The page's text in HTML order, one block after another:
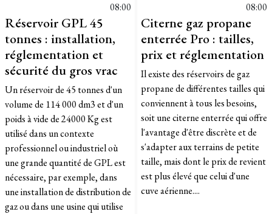
08:00
Réservoir GPL 45
tonnes : installation,
réglementation et
sécurité du gros vrac
Un réservoir de 45 tonnes d'un
volume de 114 000 dm3 et d'un
poids à vide de 24000 Kg est
utilisé dans un contexte
professionnel ou industriel où
une grande quantité de GPL est
nécessaire, par exemple, dans
une installation de distribution de
gaz ou dans une usine qui utilise
08:00
Citerne gaz propane
enterrée Pro : tailles,
prix et réglementation
Il existe des réservoirs de gaz
propane de différentes tailles qui
conviennent à tous les besoins,
soit une citerne enterrée qui offre
l'avantage d'être discrète et de
s'adapter aux terrains de petite
taille, mais dont le prix de revient
est plus élevé que celui d'une
cuve aérienne....